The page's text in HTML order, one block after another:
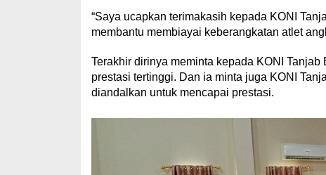
“Saya ucapkan terimakasih kepada KONI
membantu membiayai keberangkatan atlet
Terakhir dirinya meminta kepada KONI
prestasi tertinggi. Dan ia minta juga KONI
diandalkan untuk mencapai prestasi.